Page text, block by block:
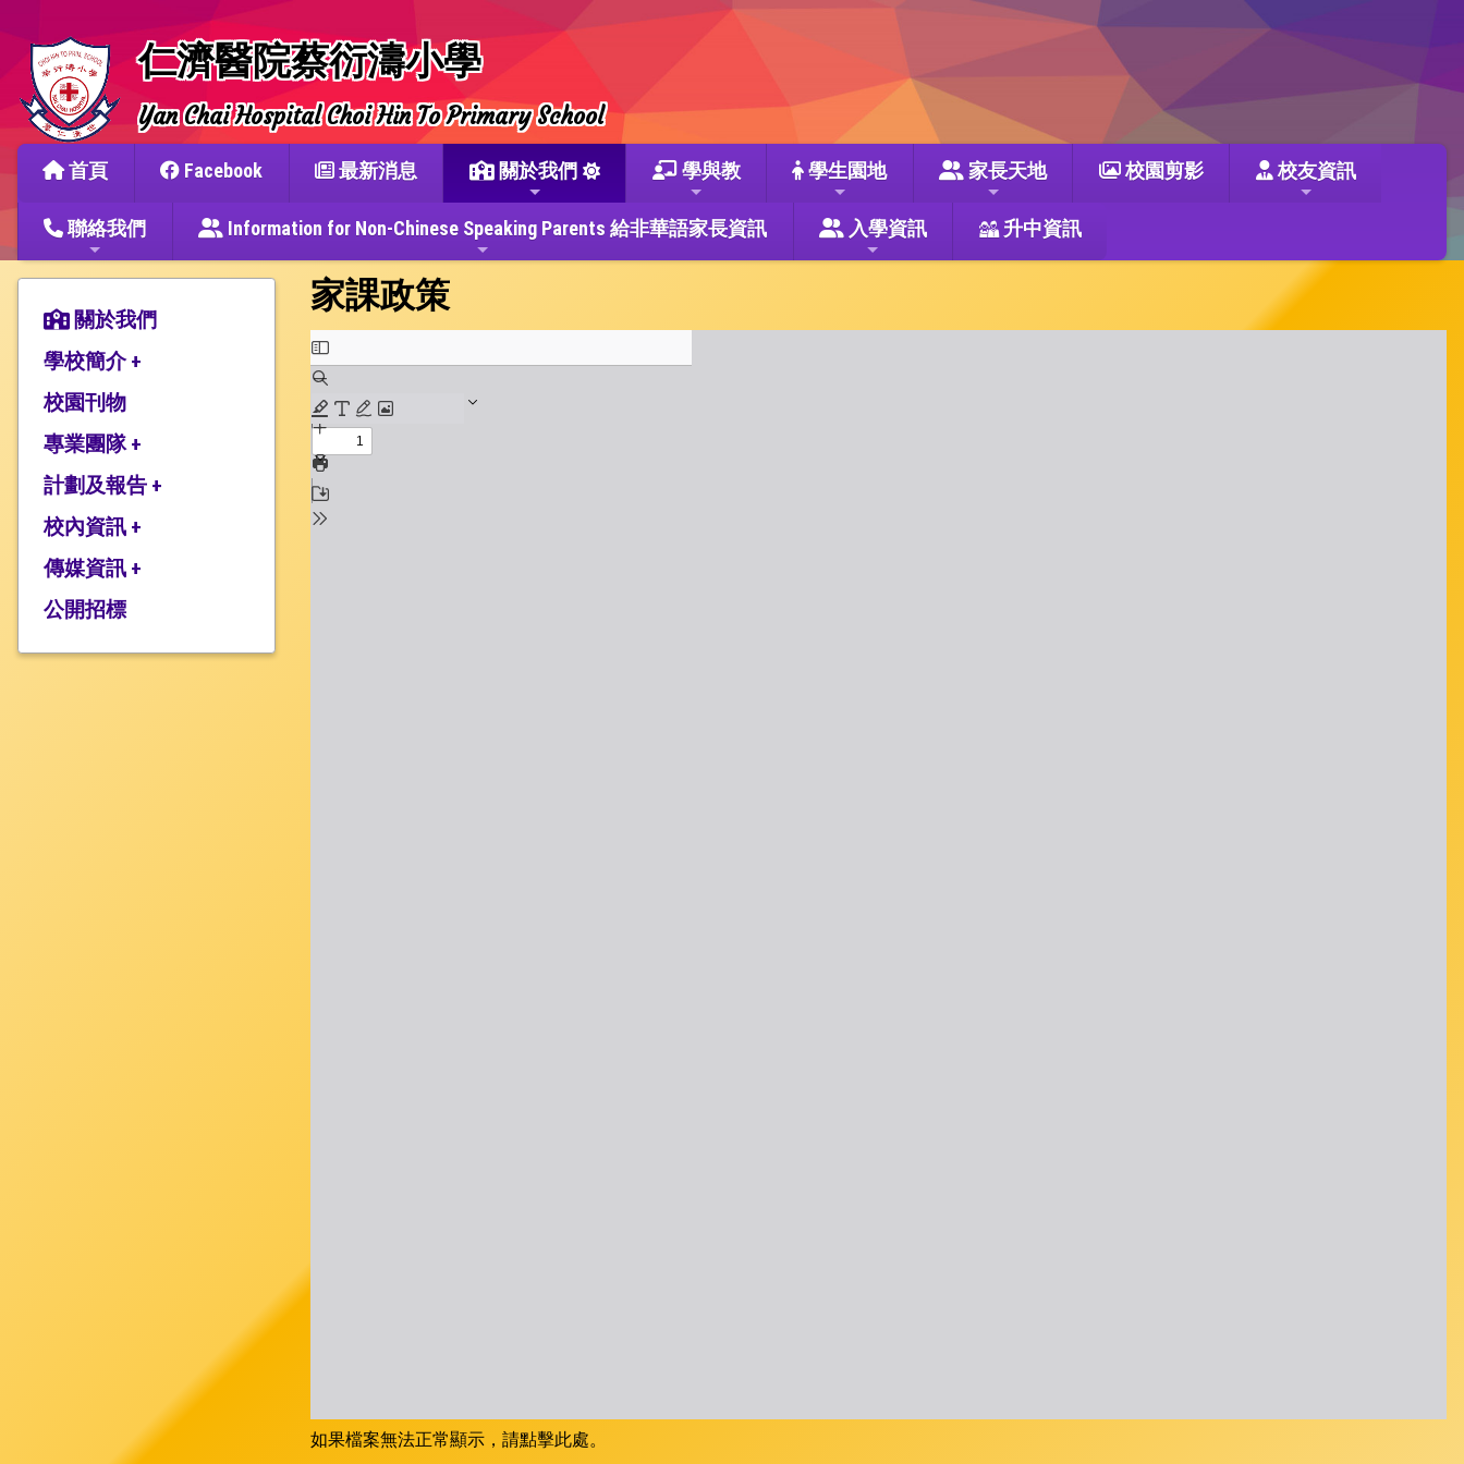
仁濟醫院蔡衍濤小學
Yan Chai Hospital Choi Hin To Primary School
首頁 Facebook 最新消息 關於我們 學與教 學生園地 家長天地 校園剪影 校友資訊
聯絡我們 Information for Non-Chinese Speaking Parents 給非華語家長資訊 入學資訊 升中資訊
關於我們
學校簡介 +
辦學宗旨與簡史
仁濟教育簡介
本校捐建人介紹
校監的話
校園刊物
專業團隊 +
教師團隊
行政架構
計劃及報告 +
2025-2026年度計劃
2024-2025年度報告
2024-2025年度計劃
校內資訊 +
學校設施
校服樣式
傳媒資訊 +
媒體報道
公開招標
家課政策
如果檔案無法正常顯示，請點擊此處。